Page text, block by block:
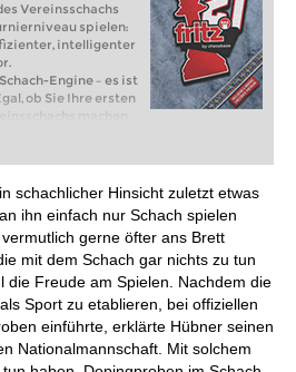
Vereinsschachs
spielen:
intelligenter
Engine – es ist
ob Sie Ihre ersten
machen
spielen: Mit
intelligenter und
schachlicher Hinsicht zuletzt etwas
ihn einfach nur Schach spielen
gerne öfter ans Brett
mit dem Schach gar nichts zu tun
die Freude am Spielen. Nachdem die
Sport zu etablieren, bei offiziellen
einführte, erklärte Hübner seinen
Nationalmannschaft. Mit solchem